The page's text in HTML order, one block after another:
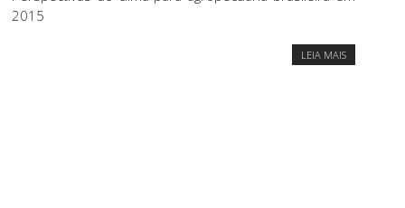
2015
LEIA MAIS